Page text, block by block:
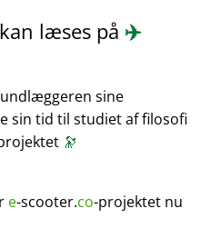
læses på ✈️
sine
sin tid til studiet af filosofi
🔭
e-scooter.co-projektet nu